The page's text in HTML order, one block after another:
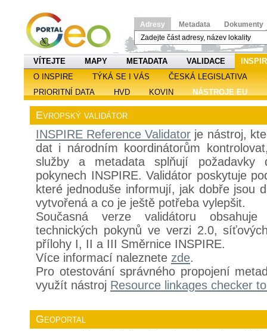
Adresy Metadata Dokumenty
VÍTEJTE MAPY METADATA VALIDACE
O INSPIRE
TÝKÁ SE I VÁS ČESKÁ LEGISLATIVA
PRIORITNÍ DATA
HVD KOVIN NÁSTROJE EU
Evropský validátor
INSPIRE Reference Validator je nástroj,
dat i národním koordinátorům
služby a metadata splňují požadavky
pokynech INSPIRE. Validátor poskytuje
které jednoduše informují, jak dobře jsou
vytvořená a co je ještě potřeba vylepšit.
Současná verze validátoru
technických pokynů ve verzi 2.0,
přílohy I, II a III Směrnice INSPIRE.
Více informací naleznete zde.
Pro otestování správného propojení
využít nástroj Resource linkages checker
Geoportal